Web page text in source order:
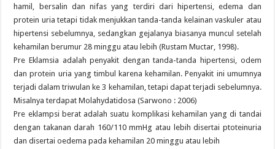
hamil, bersalin dan nifas yang terdiri dari hipertensi, edema dan
protein uria tetapi tidak menjukkan tanda-tanda kelainan vaskuler atau
hipertensi sebelumnya, sedangkan gejalanya biasanya muncul setelah
kehamilan berumur 28 minggu atau lebih (Rustam Muctar, 1998).
Pre Eklamsia adalah penyakit dengan tanda-tanda hipertensi, odem
dan protein uria yang timbul karena kehamilan. Penyakit ini umumnya
terjadi dalam triwulan ke 3 kehamilan, tetapi dapat terjadi sebelumnya.
Misalnya terdapat Molahydatidosa (Sarwono : 2006)
Pre eklampsi berat adalah suatu komplikasi kehamilan yang di tandai
dengan takanan darah 160/110 mmHg atau lebih disertai ptoteinuria
dan disertai oedema pada kehamilan 20 minggu atau lebih